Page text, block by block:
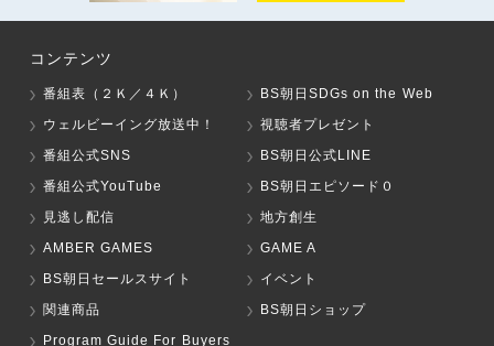
コンテンツ
番組表（２Ｋ／４Ｋ）
BS朝日SDGs on the Web
ウェルビーイング放送中！
視聴者プレゼント
番組公式SNS
BS朝日公式LINE
番組公式YouTube
BS朝日エピソード０
見逃し配信
地方創生
AMBER GAMES
GAME A
BS朝日セールスサイト
イベント
関連商品
BS朝日ショップ
Program Guide For Buyers